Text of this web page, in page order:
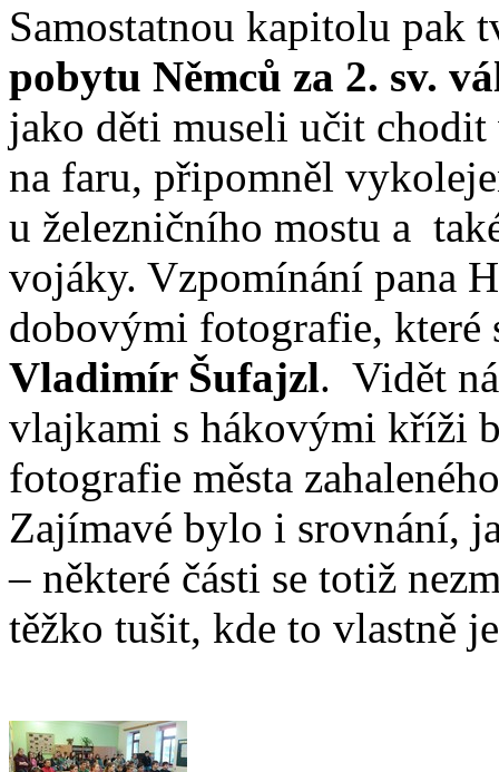
Samostatnou kapitolu pak
pobytu Němců za 2. sv.
jako děti museli učit
na faru, připomněl
u železničního mostu a
vojáky. Vzpomínání pana
dobovými fotografie, které
Vladimír Šufajzl. Vidět
vlajkami s hákovými kříži
fotografie města
Zajímavé bylo i srovnání,
– některé části se totiž
těžko tušit, kde to vlastně